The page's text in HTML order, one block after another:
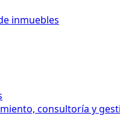
inmuebles
consultoría y